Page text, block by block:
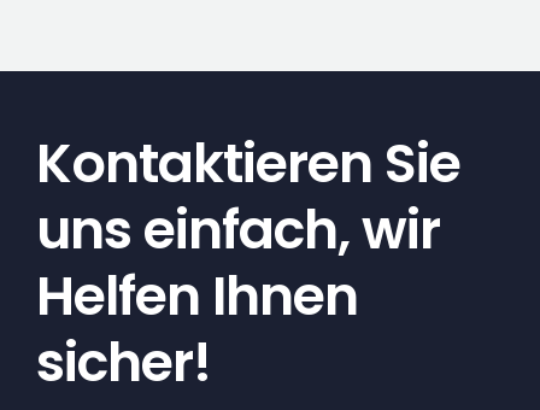
Kontaktieren Sie
uns einfach, wir
Helfen Ihnen
sicher!